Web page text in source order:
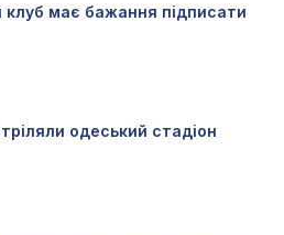
клуб має бажання підписати
одеський стадіон